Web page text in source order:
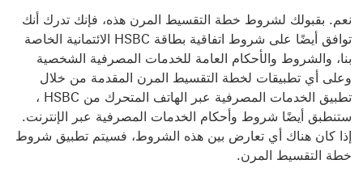
نعم. بقبولك لشروط خطة التقسيط المرن هذه، فإنك تدرك أنك
توافق أيضًا على شروط اتفاقية بطاقة HSBC الائتمانية الخاصة
بنا، والشروط والأحكام العامة للخدمات المصرفية الشخصية
وعلى أي تطبيقات لخطة التقسيط المرن المقدمة من خلال
تطبيق الخدمات المصرفية عبر الهاتف المتحرك من HSBC ،
ستنطبق أيضًا شروط وأحكام الخدمات المصرفية عبر الإنترنت.
إذا كان هناك أي تعارض بين هذه الشروط، فسيتم تطبيق شروط
خطة التقسيط المرن.